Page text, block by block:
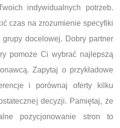
indywidualnych potrzeb.
czas na zrozumienie specyfiki
docelowej. Dobry partner
pomoże Ci wybrać najlepszą
Zapytaj o przykładowe
i porównaj oferty kilku
decyzji. Pamiętaj, że
pozycjonowanie stron to